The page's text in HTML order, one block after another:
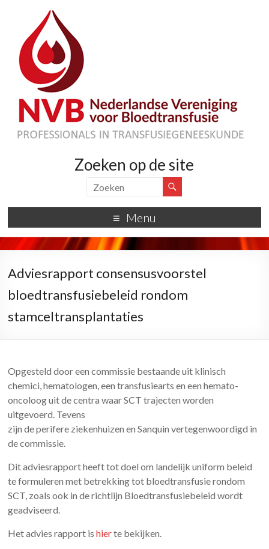
Zoeken op de site
Menu
Adviesrapport consensusvoorstel
bloedtransfusiebeleid rondom
stamceltransplantaties
Opgesteld door een commissie bestaande uit klinisch
chemici, hematologen, een transfusiearts en een hemato-
oncoloog uit de centra waar SCT trajecten worden
uitgevoerd. Tevens
zijn de perifere ziekenhuizen en Sanquin vertegenwoordigd in
de commissie.
Dit adviesrapport heeft tot doel om landelijk uniform beleid
te formuleren met betrekking tot bloedtransfusie rondom
SCT, zoals ook in de richtlijn Bloedtransfusiebeleid wordt
geadviseerd.
Het advies rapport ishierte bekijken.